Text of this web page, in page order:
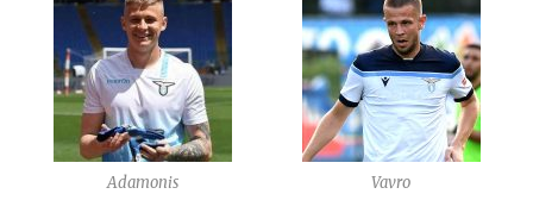
Adamonis Vavro